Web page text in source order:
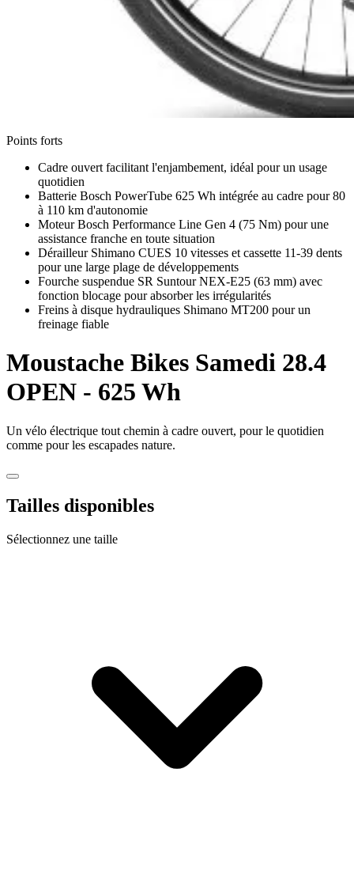
Points forts
Cadre ouvert facilitant l'enjambement, idéal pour un usage
quotidien
Batterie Bosch PowerTube 625 Wh intégrée au cadre pour 80
à 110 km d'autonomie
Moteur Bosch Performance Line Gen 4 (75 Nm) pour une
assistance franche en toute situation
Dérailleur Shimano CUES 10 vitesses et cassette 11-39 dents
pour une large plage de développements
Fourche suspendue SR Suntour NEX-E25 (63 mm) avec
fonction blocage pour absorber les irrégularités
Freins à disque hydrauliques Shimano MT200 pour un
freinage fiable
Moustache Bikes Samedi 28.4
OPEN - 625 Wh
Un vélo électrique tout chemin à cadre ouvert, pour le quotidien
comme pour les escapades nature.
Tailles disponibles
Sélectionnez une taille